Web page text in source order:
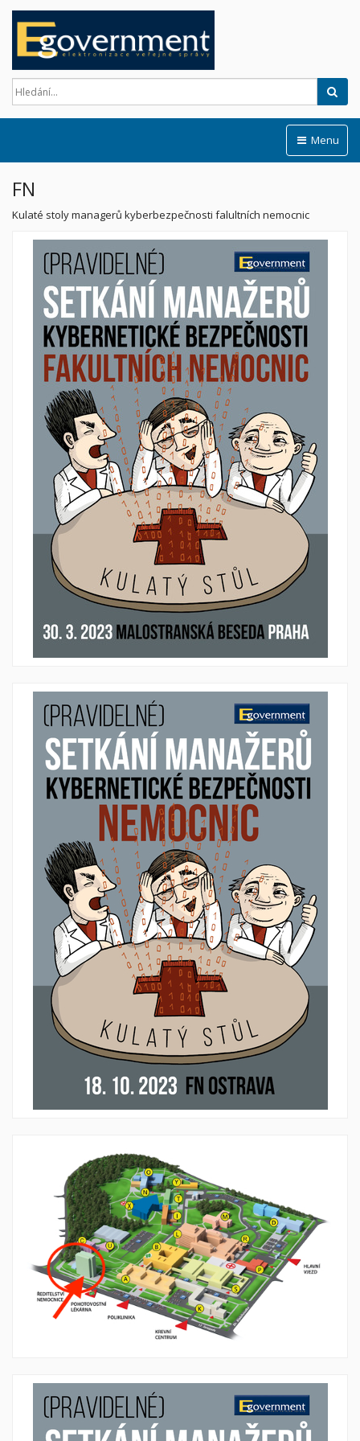
Menu
FN
Kulaté stoly managerů kyberbezpečnosti falultních nemocnic